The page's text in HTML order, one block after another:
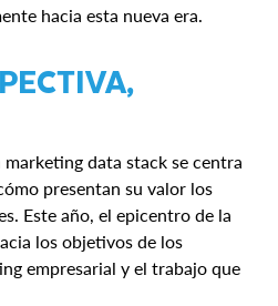
hacia esta nueva era.
data stack se centra
presentan su valor los
Este año, el epicentro de la
los objetivos de los
empresarial y el trabajo que